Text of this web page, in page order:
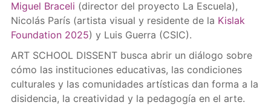
Miguel Braceli (director del proyecto La Escuela),
Nicolás París (artista visual y residente de la Kislak
Foundation 2025) y Luis Guerra (CSIC).
ART SCHOOL DISSENT busca abrir un diálogo sobre
cómo las instituciones educativas, las condiciones
culturales y las comunidades artísticas dan forma a la
disidencia, la creatividad y la pedagogía en el arte.